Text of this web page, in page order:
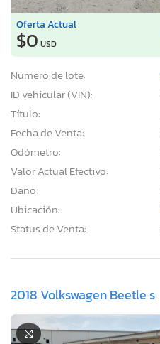
Oferta Actual
$0 USD
Número de lote:
ID vehicular (VIN):
Título:
Fecha de Venta:
Odómetro:
Valor Actual Efectivo:
Daño:
Ubicación:
Status de Venta:
2018 Volkswagen Beetle s